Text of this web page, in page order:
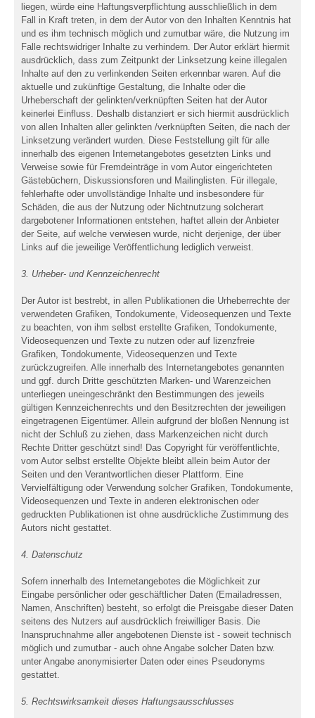
liegen, würde eine Haftungsverpflichtung ausschließlich in dem
Fall in Kraft treten, in dem der Autor von den Inhalten Kenntnis hat
und es ihm technisch möglich und zumutbar wäre, die Nutzung im
Falle rechtswidriger Inhalte zu verhindern. Der Autor erklärt hiermit
ausdrücklich, dass zum Zeitpunkt der Linksetzung keine illegalen
Inhalte auf den zu verlinkenden Seiten erkennbar waren. Auf die
aktuelle und zukünftige Gestaltung, die Inhalte oder die
Urheberschaft der gelinkten/verknüpften Seiten hat der Autor
keinerlei Einfluss. Deshalb distanziert er sich hiermit ausdrücklich
von allen Inhalten aller gelinkten /verknüpften Seiten, die nach der
Linksetzung verändert wurden. Diese Feststellung gilt für alle
innerhalb des eigenen Internetangebotes gesetzten Links und
Verweise sowie für Fremdeinträge in vom Autor eingerichteten
Gästebüchern, Diskussionsforen und Mailinglisten. Für illegale,
fehlerhafte oder unvollständige Inhalte und insbesondere für
Schäden, die aus der Nutzung oder Nichtnutzung solcherart
dargebotener Informationen entstehen, haftet allein der Anbieter
der Seite, auf welche verwiesen wurde, nicht derjenige, der über
Links auf die jeweilige Veröffentlichung lediglich verweist.
3. Urheber- und Kennzeichenrecht
Der Autor ist bestrebt, in allen Publikationen die Urheberrechte der
verwendeten Grafiken, Tondokumente, Videosequenzen und Texte
zu beachten, von ihm selbst erstellte Grafiken, Tondokumente,
Videosequenzen und Texte zu nutzen oder auf lizenzfreie
Grafiken, Tondokumente, Videosequenzen und Texte
zurückzugreifen. Alle innerhalb des Internetangebotes genannten
und ggf. durch Dritte geschützten Marken- und Warenzeichen
unterliegen uneingeschränkt den Bestimmungen des jeweils
gültigen Kennzeichenrechts und den Besitzrechten der jeweiligen
eingetragenen Eigentümer. Allein aufgrund der bloßen Nennung ist
nicht der Schluß zu ziehen, dass Markenzeichen nicht durch
Rechte Dritter geschützt sind! Das Copyright für veröffentlichte,
vom Autor selbst erstellte Objekte bleibt allein beim Autor der
Seiten und den Verantwortlichen dieser Plattform. Eine
Vervielfältigung oder Verwendung solcher Grafiken, Tondokumente,
Videosequenzen und Texte in anderen elektronischen oder
gedruckten Publikationen ist ohne ausdrückliche Zustimmung des
Autors nicht gestattet.
4. Datenschutz
Sofern innerhalb des Internetangebotes die Möglichkeit zur
Eingabe persönlicher oder geschäftlicher Daten (Emailadressen,
Namen, Anschriften) besteht, so erfolgt die Preisgabe dieser Daten
seitens des Nutzers auf ausdrücklich freiwilliger Basis. Die
Inanspruchnahme aller angebotenen Dienste ist - soweit technisch
möglich und zumutbar - auch ohne Angabe solcher Daten bzw.
unter Angabe anonymisierter Daten oder eines Pseudonyms
gestattet.
5. Rechtswirksamkeit dieses Haftungsausschlusses